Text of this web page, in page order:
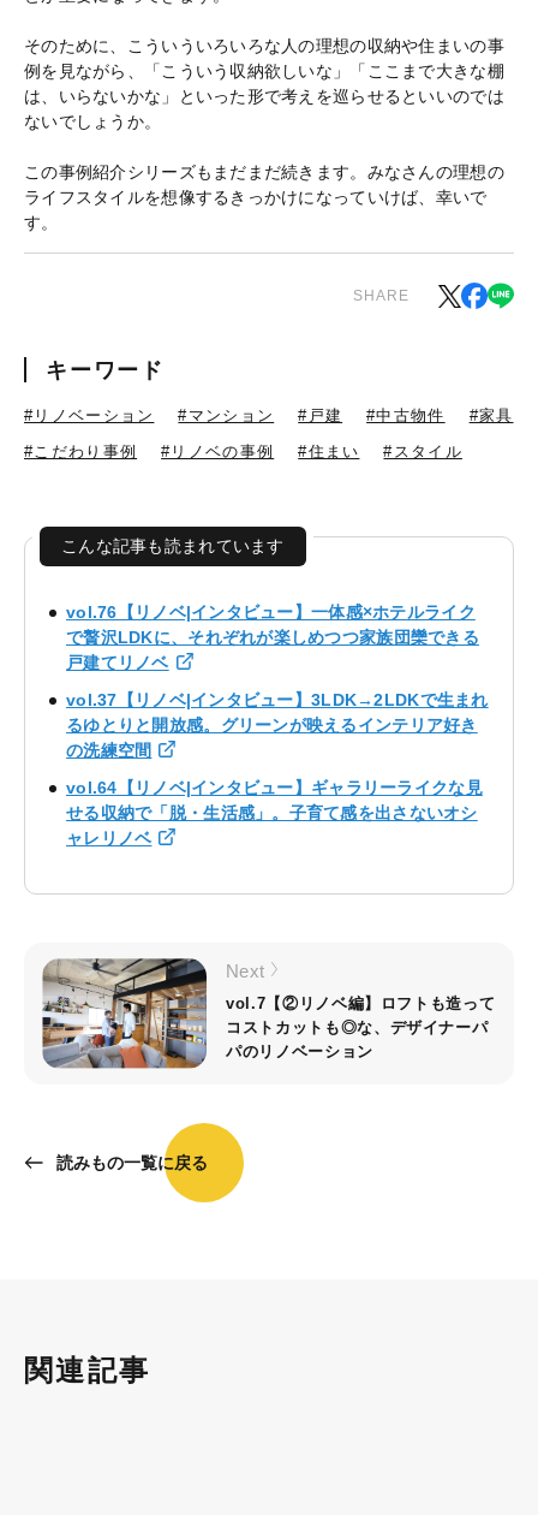
そのために、こういういろいろな人の理想の収納や住まいの事
例を見ながら、「こういう収納欲しいな」「ここまで大きな棚
は、いらないかな」といった形で考えを巡らせるといいのでは
ないでしょうか。
この事例紹介シリーズもまだまだ続きます。みなさんの理想の
ライフスタイルを想像するきっかけになっていけば、幸いで
す。
SHARE
キーワード
#リノベーション #マンション #戸建 #中古物件
#家具
#こだわり事例
#リノベの事例 #住まい #スタイル
こんな記事も読まれています
vol.76【リノベ|インタビュー】一体感×ホテルライク
で贅沢LDKに、それぞれが楽しめつつ家族団欒できる
戸建てリノベ
vol.37【リノベ|インタビュー】3LDK→2LDKで生まれ
るゆとりと開放感。グリーンが映えるインテリア好き
の洗練空間
vol.64【リノベ|インタビュー】ギャラリーライクな見
せる収納で「脱・生活感」。子育て感を出さないオシ
ャレリノベ
読みもの一覧に戻る
Next
vol.7【②リノベ編】ロフトも造って
コストカットも◎な、デザイナーパ
パのリノベーション
関連記事